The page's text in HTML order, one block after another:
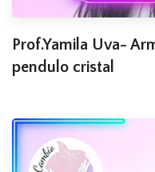
Prof.Yamila Uva-
pendulo cristal